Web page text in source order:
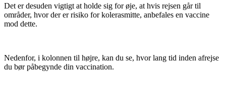
Det er desuden vigtigt at holde sig for øje, at hvis rejsen går til
områder, hvor der er risiko for kolerasmitte, anbefales en vaccine
mod dette.
Nedenfor, i kolonnen til højre, kan du se, hvor lang tid inden afrejse
du bør påbegynde din vaccination.